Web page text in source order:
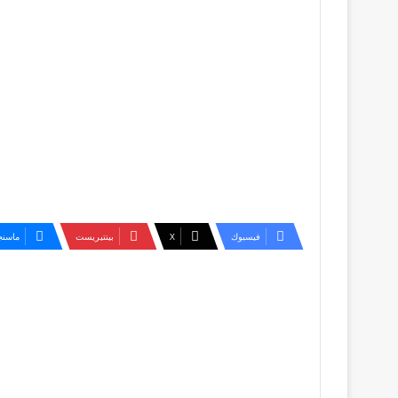
فيسبوك ‫X بينتيريست